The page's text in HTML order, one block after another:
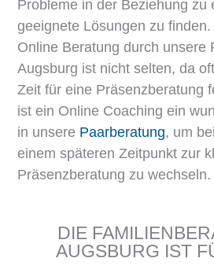
Probleme in der Beziehung zu
geeignete Lösungen zu
Online Beratung durch unsere
Augsburg ist nicht selten, da
Zeit für eine Präsenzberatung
ist ein Online Coaching ein
in unsere Paarberatung, um
einem späteren Zeitpunkt zur
Präsenzberatung zu wechseln.
DIE
AUGSBURG IST